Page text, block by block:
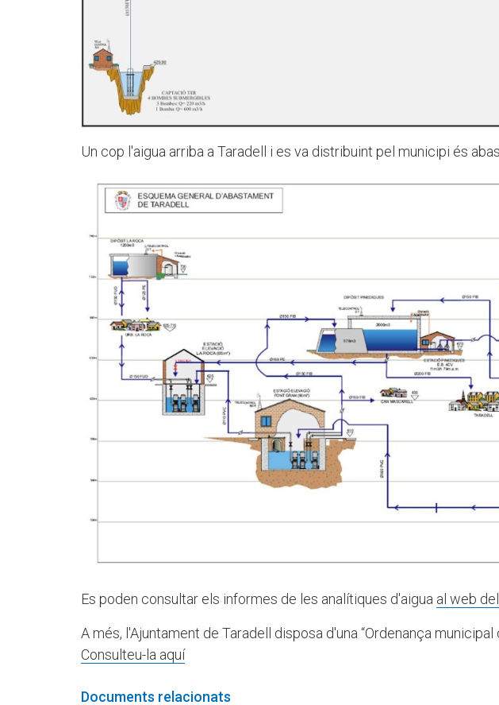
Un cop l'aigua arriba a Taradell i es va distribuint pel municipi és
Es poden consultar els informes de les analítiques d'aigua al web
A més, l'Ajuntament de Taradell disposa d'una “Ordenança
Consulteu-la aquí
Documents relacionats